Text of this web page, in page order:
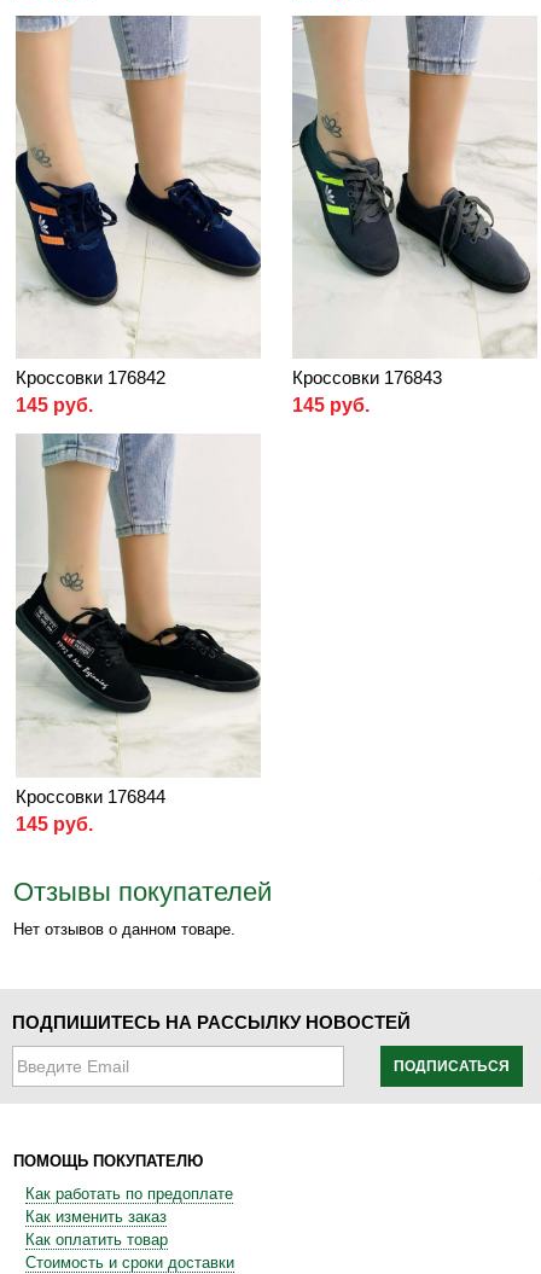
Кроссовки 176842
145 руб.
Кроссовки 176843
145 руб.
Кроссовки 176844
145 руб.
Отзывы покупателей
Нет отзывов о данном товаре.
ПОДПИШИТЕСЬ НА РАССЫЛКУ НОВОСТЕЙ
ПОДПИСАТЬСЯ
ПОМОЩЬ ПОКУПАТЕЛЮ
Как работать по предоплате
Как изменить заказ
Как оплатить товар
Стоимость и сроки доставки